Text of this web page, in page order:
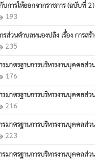
บการให้ออกจากราชการ (ฉบับที่
193
รส่วนตำบลหนองปลิง เรื่อง การ
235
มาตรฐานการบริหารงานบุคคล
176
มาตรฐานการบริหารงานบุคคลส่
216
มาตรฐานการบริหารงานบุคคลส่
223
มาตรฐานการบริหารงานบุคคลส่